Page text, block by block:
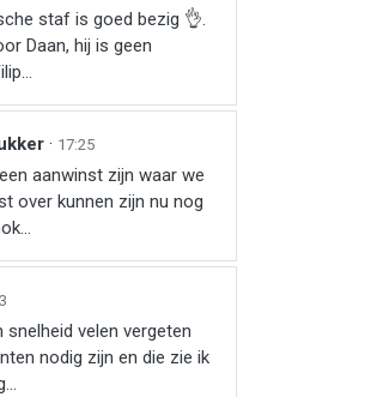
staf is goed bezig 👌.
Daan, hij is geen
· 17:25
aanwinst zijn waar we
over kunnen zijn nu nog
snelheid velen vergeten
nodig zijn en die zie ik